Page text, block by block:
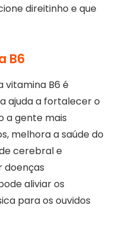
direitinho e que
B6
vitamina B6 é
ajuda a fortalecer o
a gente mais
melhora a saúde do
cerebral e
doenças
aliviar os
para os ouvidos